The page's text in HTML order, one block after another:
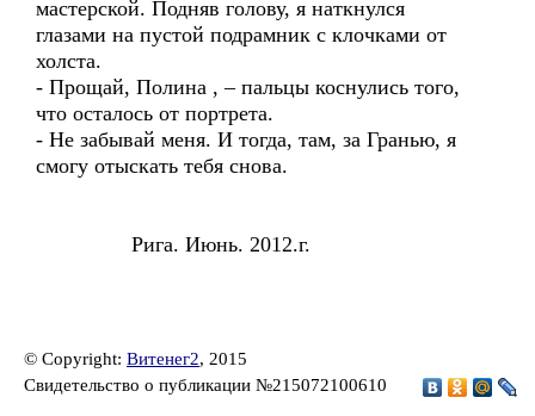
мастерской. Подняв голову, я наткнулся
глазами на пустой подрамник с клочками от
холста.
- Прощай, Полина , – пальцы коснулись того,
что осталось от портрета.
- Не забывай меня. И тогда, там, за Гранью, я
смогу отыскать тебя снова.
Рига. Июнь. 2012.г.
© Copyright: Витенег2, 2015
Свидетельство о публикации №215072100610